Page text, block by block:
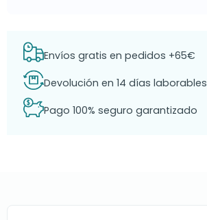
Envíos gratis en pedidos +65€
Devolución en 14 días laborables
Pago 100% seguro garantizado